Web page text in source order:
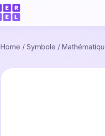
Home / Symbole /